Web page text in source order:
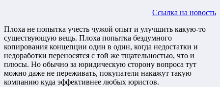
Ссылка на новость
Плоха не попытка учесть чужой опыт и улучшить какую-то
существующую вещь. Плоха попытка бездумного
копирования концепции один в один, когда недостатки и
недоработки переносятся с той же тщательностью, что и
плюсы. Но обычно за юридическую сторону вопроса тут
можно даже не переживать, покупатели накажут такую
компанию куда эффективнее любых юристов.